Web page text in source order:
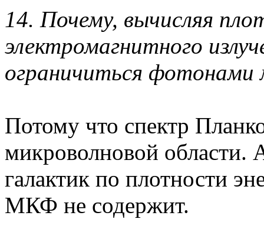
14. Почему, вычисляя
электромагнитного
ограничиться фотонами
Потому что спектр
микроволновой области.
галактик по плотности
МКФ не содержит.